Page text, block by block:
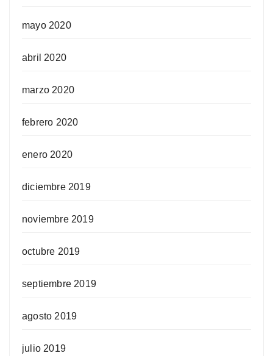
mayo 2020
abril 2020
marzo 2020
febrero 2020
enero 2020
diciembre 2019
noviembre 2019
octubre 2019
septiembre 2019
agosto 2019
julio 2019